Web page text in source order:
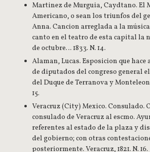
Martinez de Murguia, Caydtano. El
Americano, o sean los triunfos del
Anna. Cancion arreglada a la música
canto en el teatro de esta capital la
de octubre… 1833. N. 14.
Alaman, Lucas. Esposicion que hace
de diputados del congreso general
del Duque de Terranova y
15.
Veracruz (City) Mexico. Consulado.
consulado de Veracruz al escmo.
referentes al estado de la plaza y
del gobierno; con otras
posteriormente. Veracruz, 1821. N. 16.